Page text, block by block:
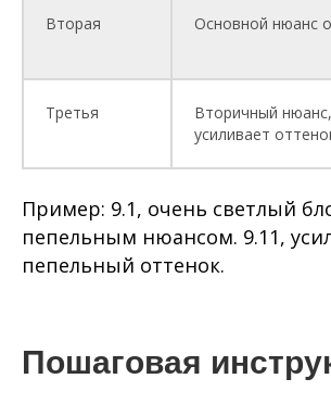
Вторая Основной нюанс
Третья
Вторичный нюанс,
усиливает
Пример: 9.1, очень светлый
пепельным нюансом. 9.11,
пепельный оттенок.
Пошаговая